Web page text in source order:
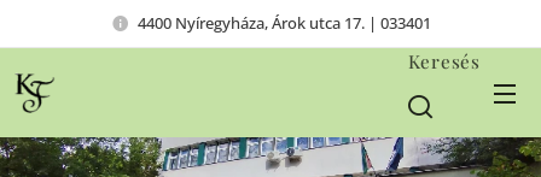
4400 Nyíregyháza, Árok utca 17. | 033401
Keresés